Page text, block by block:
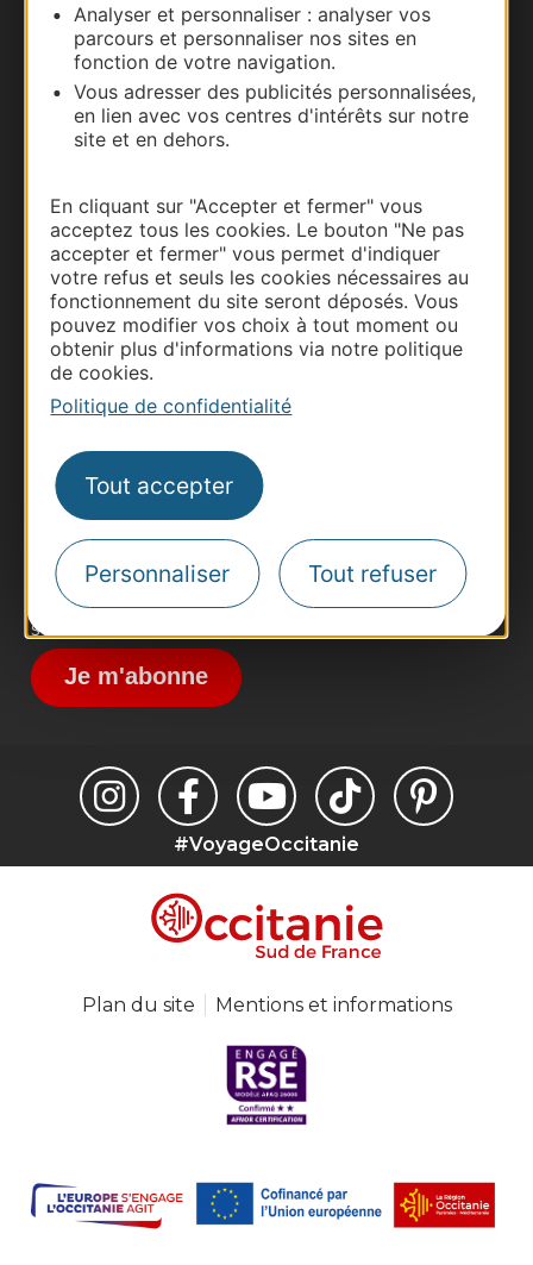
Analyser et personnaliser : analyser vos
parcours et personnaliser nos sites en
fonction de votre navigation.
Vous adresser des publicités personnalisées,
en lien avec vos centres d'intérêts sur notre
site et en dehors.
En cliquant sur "Accepter et fermer" vous
acceptez tous les cookies. Le bouton "Ne pas
accepter et fermer" vous permet d'indiquer
votre refus et seuls les cookies nécessaires au
fonctionnement du site seront déposés. Vous
pouvez modifier vos choix à tout moment ou
obtenir plus d'informations via notre politique
de cookies.
Politique de confidentialité
Tout accepter
Personnaliser Tout refuser
Carte interactive
Documentation
Thermalisme
Business/Mice
Site presse et d'influence
Voyagistes
Destination Sport
Inscrivez-vous à la lettre d'information
Destination Occitanie pour recevoir des
suggestions de séjours, de visites et de sorties.
Je m'abonne
#VoyageOccitanie
Plan du site Mentions et informations